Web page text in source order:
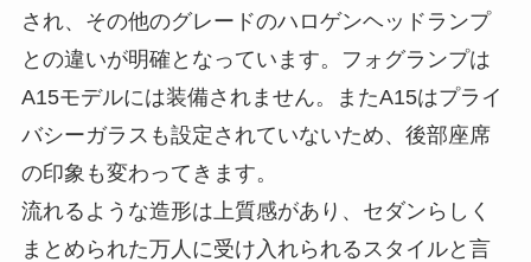
され、その他のグレードのハロゲンヘッドランプ
との違いが明確となっています。フォグランプは
A15モデルには装備されません。またA15はプライ
バシーガラスも設定されていないため、後部座席
の印象も変わってきます。
流れるような造形は上質感があり、セダンらしく
まとめられた万人に受け入れられるスタイルと言